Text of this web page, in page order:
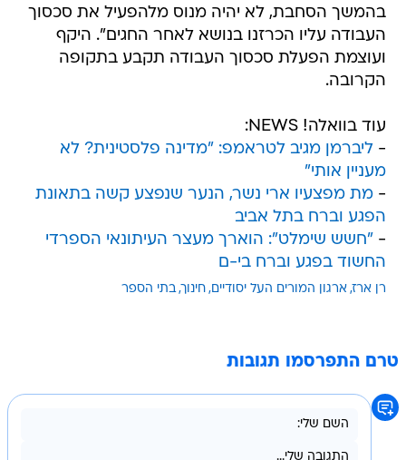
בהמשך הסחבת, לא יהיה מנוס מלהפעיל את סכסוך
העבודה עליו הכרזנו בנושא לאחר החגים". היקף
ועוצמת הפעלת סכסוך העבודה תקבע בתקופה
הקרובה.
עוד בוואלה! NEWS:
-ליברמן מגיב לטראמפ: "מדינה פלסטינית? לא
מעניין אותי"
-מת מפצעיו ארי נשר, הנער שנפצע קשה בתאונת
הפגע וברח בתל אביב
- "חשש שימלט": הוארך מעצר העיתונאי הספרדי
החשוד בפגע וברח בי-ם
רן ארז ארגון המורים העל יסודיים חינוך בתי הספר
טרם התפרסמו תגובות